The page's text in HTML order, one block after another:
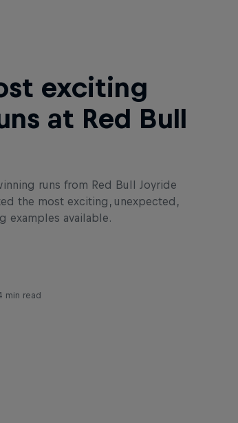
exciting
at Red Bull
runs from Red Bull Joyride
the most exciting, unexpected,
examples available.
min read